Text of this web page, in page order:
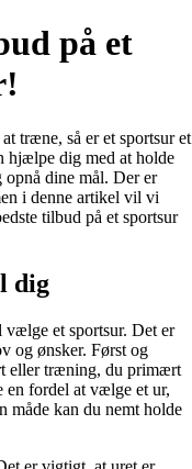
på et
træne, så er et sportsur et
dig med at holde
dine mål. Der er
i denne artikel vil vi
tilbud på et sportsur
dig
vælge et sportsur. Det er
og ønsker. Først og
eller træning, du primært
en fordel at vælge et ur,
måde kan du nemt holde